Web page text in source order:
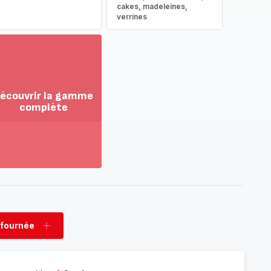
cakes, madeleines,
verrines
la gamme
complète
fournée
Ajouter